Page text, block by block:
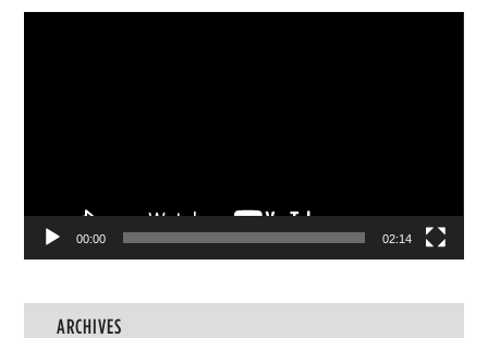
articles
00:00 02:14
ARCHIVES